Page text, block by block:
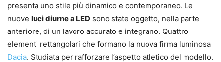
presenta uno stile più dinamico e contemporaneo. Le
nuove luci diurne a LED sono state oggetto, nella parte
anteriore, di un lavoro accurato e integrano. Quattro
elementi rettangolari che formano la nuova firma luminosa
Dacia. Studiata per rafforzare l’aspetto atletico del modello.